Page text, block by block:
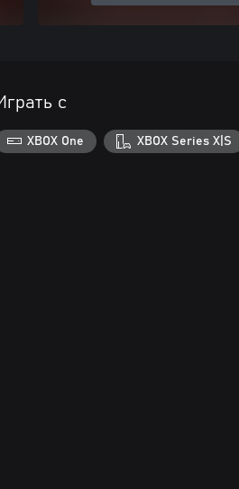
с
XBOX One XBOX Series X|S